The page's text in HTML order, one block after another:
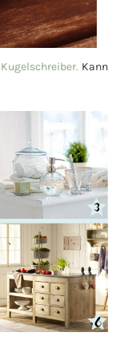
Kugelschreiber. Kann